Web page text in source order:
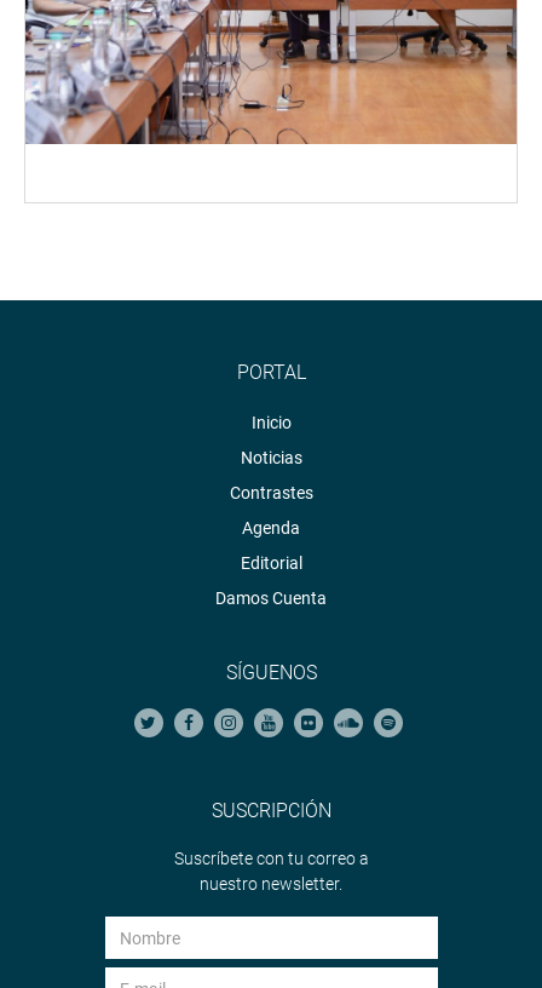
PORTAL
Inicio
Noticias
Contrastes
Agenda
Editorial
Damos Cuenta
SÍGUENOS
SUSCRIPCIÓN
Suscríbete con tu correo a
nuestro newsletter.